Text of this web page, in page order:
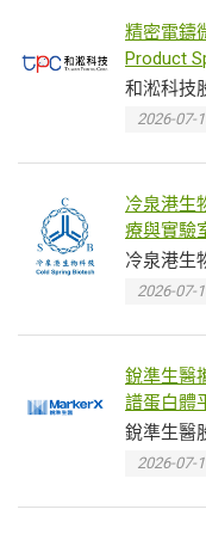
精密電鑄
Product
和淞科技
2026-07-
冷泉港生
療與實驗
冷泉港生
2026-07-
銳準生醫
譜蛋白體
銳準生醫
2026-07-